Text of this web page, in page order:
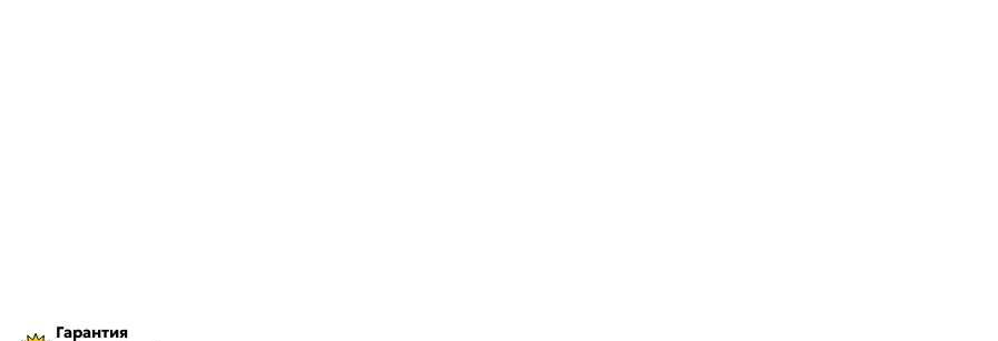
Гарантия